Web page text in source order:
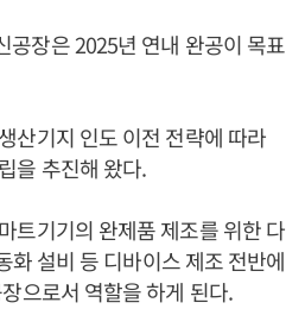
공장은 2025년 연내 완공이 목표
산기지 인도 이전 전략에 따라
을 추진해 왔다.
트기기의 완제품 제조를 위한 다
화 설비 등 디바이스 제조 전반에
으로서 역할을 하게 된다.